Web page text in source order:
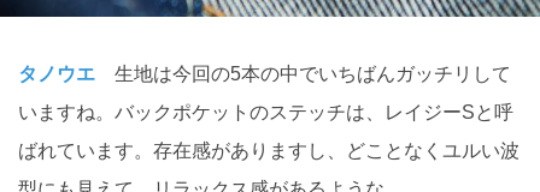
タノウエ 生地は今回の5本の中でいちばんガッチリして
いますね。バックポケットのステッチは、レイジーSと呼
ばれています。存在感がありますし、どことなくユルい波